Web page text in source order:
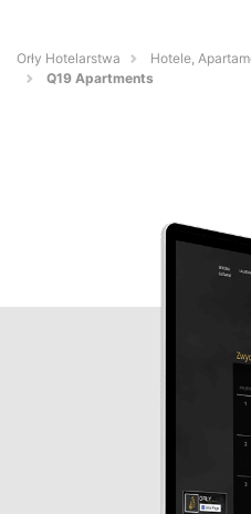
Orły Hotelarstwa
Hotele,
Q19 Apartments